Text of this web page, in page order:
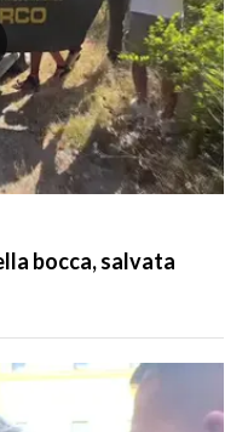
bocca, salvata